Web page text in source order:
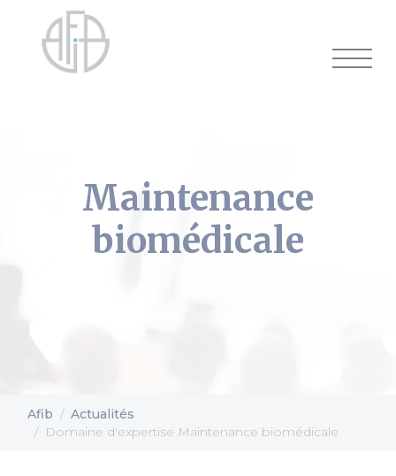
Maintenance
biomédicale
Afib
Actualités
Domaine d'expertise Maintenance biomédicale
Cookies management panel